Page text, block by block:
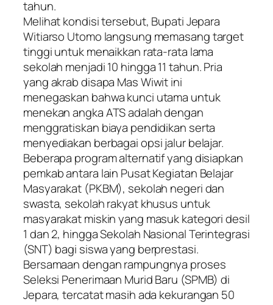
tahun.
​Melihat kondisi tersebut, Bupati Jepara
Witiarso Utomo langsung memasang target
tinggi untuk menaikkan rata-rata lama
sekolah menjadi 10 hingga 11 tahun. Pria
yang akrab disapa Mas Wiwit ini
menegaskan bahwa kunci utama untuk
menekan angka ATS adalah dengan
menggratiskan biaya pendidikan serta
menyediakan berbagai opsi jalur belajar.
​Beberapa program alternatif yang disiapkan
pemkab antara lain Pusat Kegiatan Belajar
Masyarakat (PKBM), sekolah negeri dan
swasta, sekolah rakyat khusus untuk
masyarakat miskin yang masuk kategori desil
1 dan 2, hingga Sekolah Nasional Terintegrasi
(SNT) bagi siswa yang berprestasi.
​Bersamaan dengan rampungnya proses
Seleksi Penerimaan Murid Baru (SPMB) di
Jepara, tercatat masih ada kekurangan 50